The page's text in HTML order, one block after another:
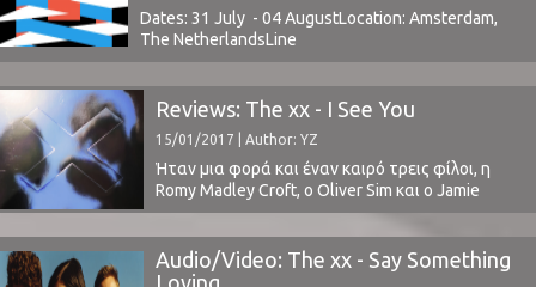
Aaiieenn Örvar Smárason FRIDAY, FEBRUARY 17
Moderat GusGus Sleigh Bells Forest ...
Dates: 31 July - 04 AugustLocation: Amsterdam,
The NetherlandsLine
Up | Ticketswww.dekmantelfestival.com Dekmantel
ClockSound 2016 Review http://bit.ly/DF19-
spotify ⁪
Reviews: The xx - I See You
15/01/2017 | Author: YZ
Ήταν μια φορά και έναν καιρό τρεις φίλοι, η
Romy Madley Croft, ο Oliver Sim και ο Jamie
Smith. Ξεκίνησαν μαζί στη σχολή τους
δημιουργώντας μια μπάντα (2005) που έμελε να
κυκλοφορήσει ένα από τα πιο σημαντικά
ντεμπούτα στην ιστορία της indie rock (xx,
Audio/Video: The xx - Say Something
Loving